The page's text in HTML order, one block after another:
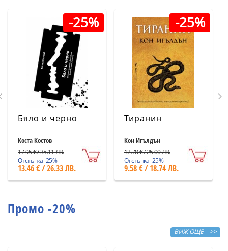
-25%
Бяло и черно
Коста Костов
17.95 € / 35.11 ЛВ.
Отстъпка -25%
13.46 € / 26.33 ЛВ.
-25%
Тиранин
Кон Игълдън
12.78 € / 25.00 ЛВ.
Отстъпка -25%
9.58 € / 18.74 ЛВ.
Промо -20%
ВИЖ ОЩЕ >>